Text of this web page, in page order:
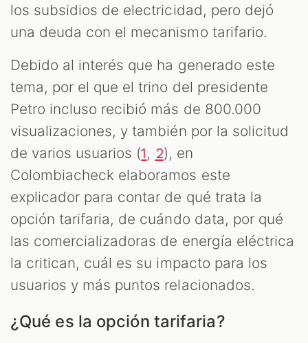
los subsidios de electricidad, pero dejó
una deuda con el mecanismo tarifario.
Debido al interés que ha generado este
tema, por el que el trino del presidente
Petro incluso recibió más de 800.000
visualizaciones, y también por la solicitud
de varios usuarios (1, 2), en
Colombiacheck elaboramos este
explicador para contar de qué trata la
opción tarifaria, de cuándo data, por qué
las comercializadoras de energía eléctrica
la critican, cuál es su impacto para los
usuarios y más puntos relacionados.
¿Qué es la opción tarifaria?